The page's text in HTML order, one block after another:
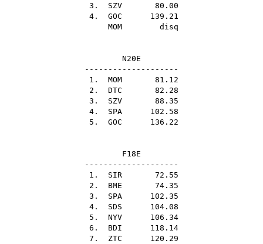
3. SZV 80.00
4. GOC 139.21
MOM disq
N20E
--------------------
1. MOM 81.12
2. DTC 82.28
3. SZV 88.35
4. SPA 102.58
5. GOC 136.22
F18E
--------------------
1. SIR 72.55
2. BME 74.35
3. SPA 102.35
4. SDS 104.08
5. NYV 106.34
6. BDI 118.14
7. ZTC 120.29